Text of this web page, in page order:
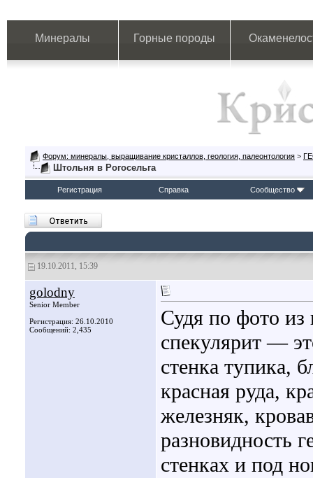
Минералы Горные породы
Форум: минералы, выращивание кристаллов, геология, палеонтология >
Штольня в Рогосельга
Регистрация Справка Сообщество
19.10.2011, 15:39
golodny
Senior Member
Регистрация: 26.10.2010
Сообщений: 2,435
Судя по фото
спекулярит —
стенка тупика,
красная руда,
железняк,
разновидность
стенках и под